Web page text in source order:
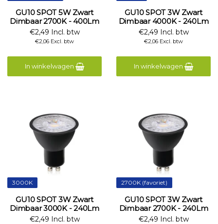
GU10 SPOT 5W Zwart
Dimbaar 2700K - 400Lm
€2,49 Incl. btw
€2,06 Excl. btw
In winkelwagen
GU10 SPOT 3W Zwart
Dimbaar 4000K - 240Lm
€2,49 Incl. btw
€2,06 Excl. btw
In winkelwagen
3000K
GU10 SPOT 3W Zwart
Dimbaar 3000K - 240Lm
€2,49 Incl. btw
2700K (favoriet)
GU10 SPOT 3W Zwart
Dimbaar 2700K - 240Lm
€2,49 Incl. btw